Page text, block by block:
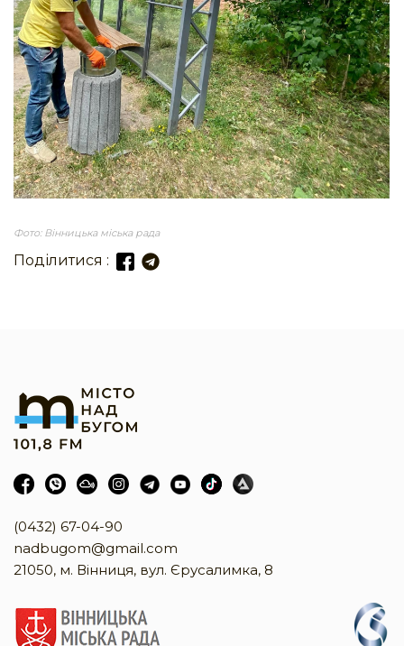
Фото: Вінницька міська рада
Поділитися :
(0432) 67-04-90
nadbugom@gmail.com
21050, м. Вінниця, вул. Єрусалимка, 8